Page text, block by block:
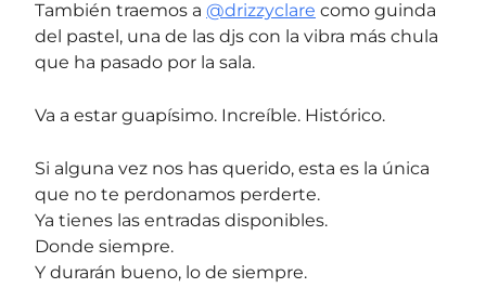
También traemos a @drizzyclare como guinda
del pastel, una de las djs con la vibra más chula
que ha pasado por la sala.
Va a estar guapísimo. Increíble. Histórico.
Si alguna vez nos has querido, esta es la única
que no te perdonamos perderte.
Ya tienes las entradas disponibles.
Donde siempre.
Y durarán bueno, lo de siempre.